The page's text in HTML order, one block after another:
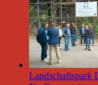
Landschaftspark